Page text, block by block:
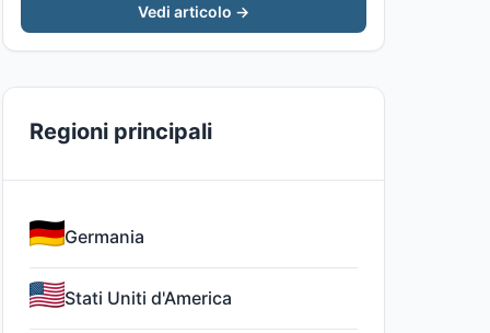
Vedi articolo →
Regioni principali
Germania
Stati Uniti d'America